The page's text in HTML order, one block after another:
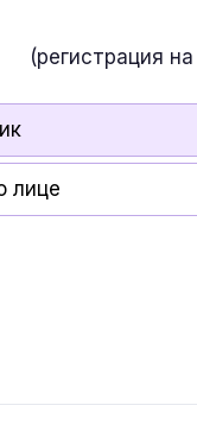
(регистрация
лице